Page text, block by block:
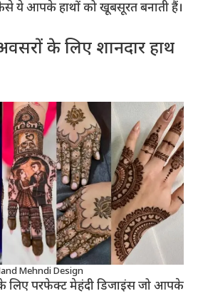
ये आपके हाथों को खूबसूरत बनाती हैं।
के लिए शानदार हाथ
Mehndi Design
के लिए परफेक्ट मेहंदी डिजाइंस जो आपके